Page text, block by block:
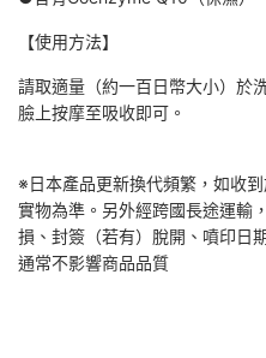
【使用方法】
請取適量（約一百日幣大小）於
臉上按摩至吸收即可。
※日本產品更新換代頻繁，如收
實物為準。另外經跨國長途運輸
損、封簽（若有）脫開、噴印日
通常不影響商品品質